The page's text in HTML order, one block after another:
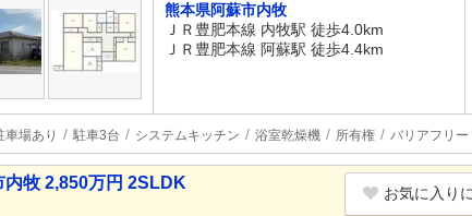
熊本県阿蘇市内牧
ＪＲ豊肥本線 内牧駅 徒歩4.0km
ＪＲ豊肥本線 阿蘇駅 徒歩4.4km
車場あり 駐車3台 システムキッチン 浴室乾燥機 所有権 バリアフリー
内牧 2,850万円 2SLDK
お気に入り